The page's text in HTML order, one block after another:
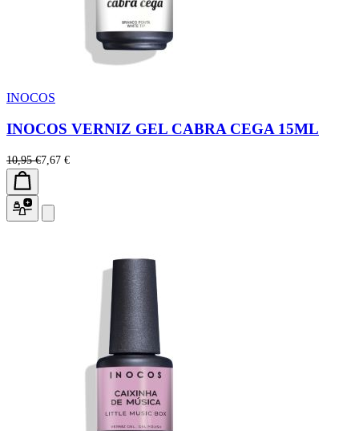
INOCOS
INOCOS VERNIZ GEL CABRA CEGA 15ML
10,95 €7,67 €